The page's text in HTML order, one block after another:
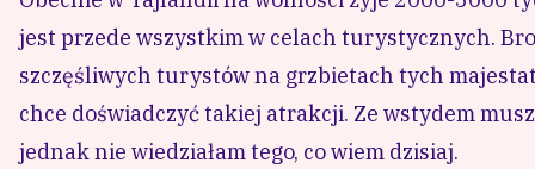
jest przede wszystkim w celach turystycznych.
szczęśliwych turystów na grzbietach tych
chce doświadczyć takiej atrakcji. Ze wstydem
jednak nie wiedziałam tego, co wiem dzisiaj.